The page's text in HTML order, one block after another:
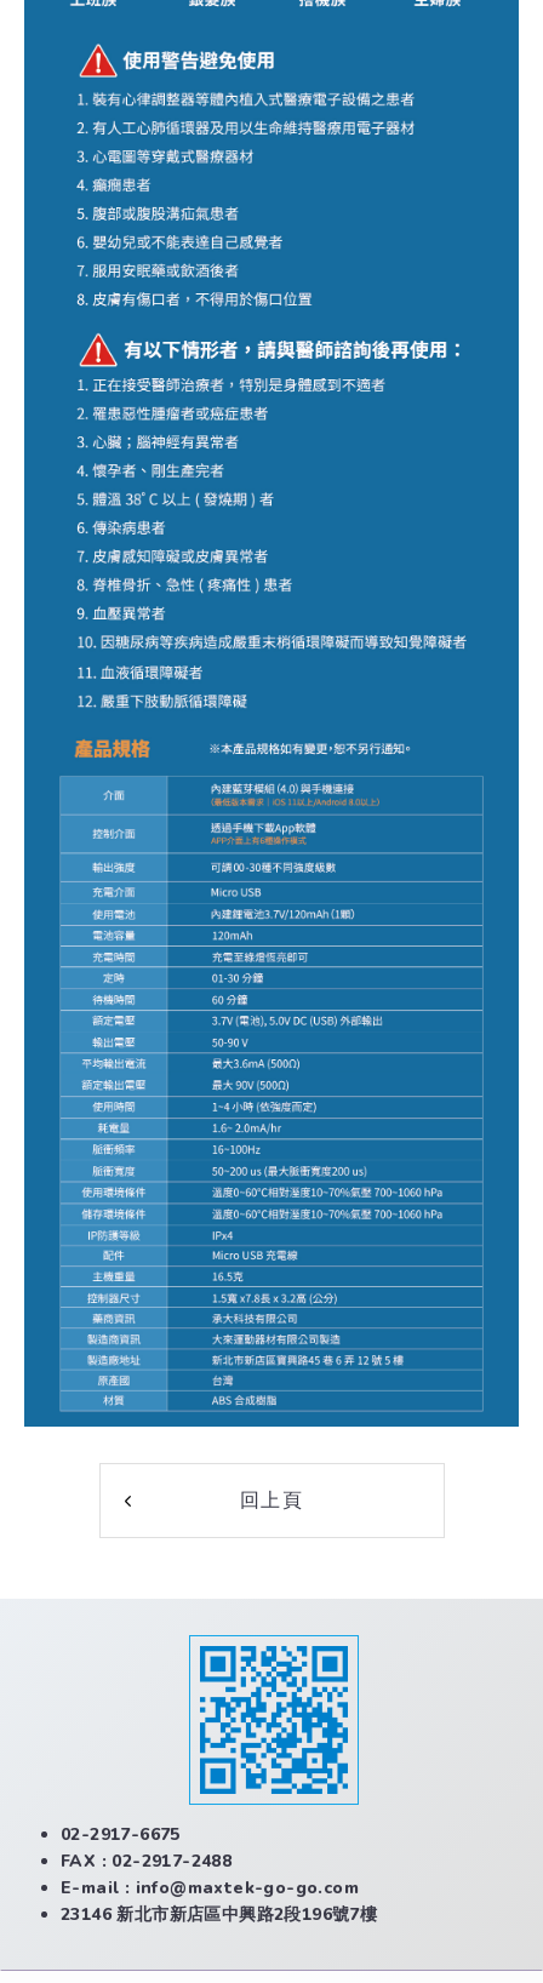
回上頁
02-2917-6675
FAX : 02-2917-2488
E-mail : info@maxtek-go-go.com
23146 新北市新店區中興路2段196號7樓